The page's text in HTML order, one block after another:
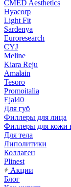
CMED Aesthetics
Hyacorp
Light Fit
Sardenya
Euroresearch
CYJ
Meline
Kiara Reju
Amalain
Tesoro
Promoitalia
Ejal40
Для губ
Филлеры для лица
Филлеры для кожи
Для тела
Липолитики
Коллаген
Plinest
Акции
Блог